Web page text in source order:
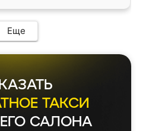
Еще
ТАКСИ
САЛОНА